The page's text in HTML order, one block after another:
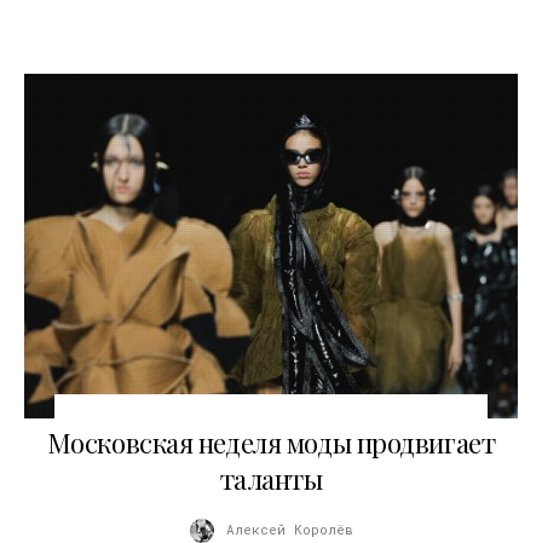
Московская неделя моды продвигает
таланты
Алексей Королёв